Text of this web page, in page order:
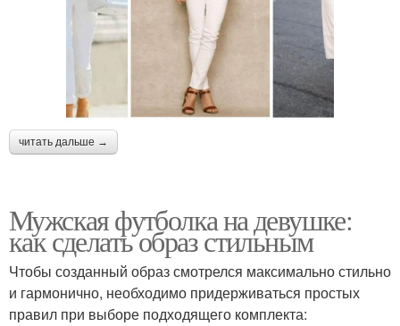
читать дальше →
Мужская футболка на девушке:
как сделать образ стильным
Чтобы созданный образ смотрелся максимально стильно
и гармонично, необходимо придерживаться простых
правил при выборе подходящего комплекта: